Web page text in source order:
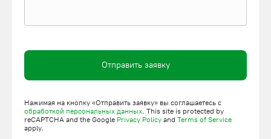
Отправить заявку
Нажимая на кнопку «Отправить заявку» вы соглашаетесь с
обработкой персональных данных. This site is protected by
reCAPTCHA and the Google Privacy Policy and Terms of Service
apply.